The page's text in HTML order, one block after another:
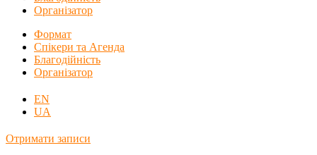
Організатор
Формат
Спікери та Агенда
Благодійність
Організатор
EN
UA
Отримати записи